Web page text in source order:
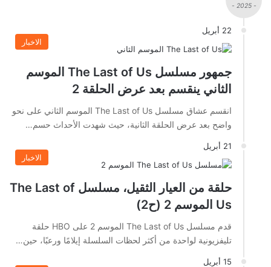
- 2025 -
22 أبريل
الاخبار
جمهور مسلسل The Last of Us الموسم
الثاني ينقسم بعد عرض الحلقة 2
انقسم عشاق مسلسل The Last of Us الموسم الثاني على نحو
واضح بعد عرض الحلقة الثانية، حيث شهدت الأحداث حسم…
21 أبريل
الاخبار
حلقة من العيار الثقيل، مسلسل The Last of
Us الموسم 2 (ح2)
قدم مسلسل The Last of Us الموسم 2 على HBO حلقة
تليفزيونية لواحدة من أكثر لحظات السلسلة إيلامًا ورعبًا، حين…
15 أبريل